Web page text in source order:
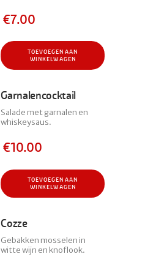
€7.00
TOEVOEGEN AAN
WINKELWAGEN
Garnalencocktail
Salade met garnalen en
whiskeysaus.
€10.00
TOEVOEGEN AAN
WINKELWAGEN
Cozze
Gebakken mosselen in
witte wijn en knoflook.